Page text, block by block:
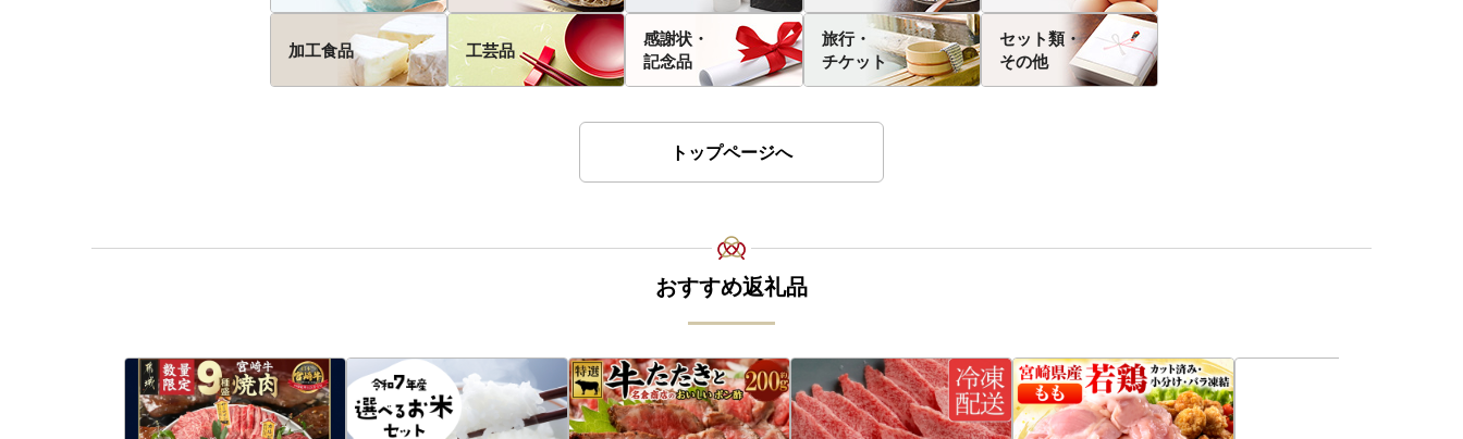
加工食品 工芸品
感謝状・
記念品
旅行・
チケット
セット類・
その他
トップページへ
おすすめ返礼品